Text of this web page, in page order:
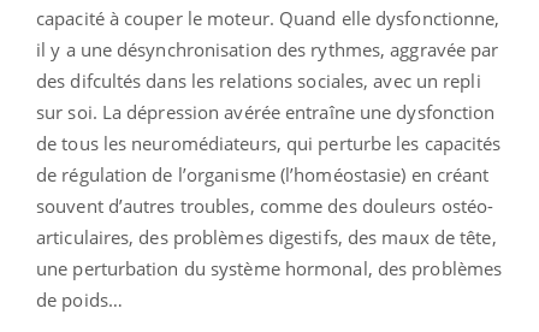
capacité à couper le moteur. Quand elle dysfonctionne,
il y a une désynchronisation des rythmes, aggravée par
des difcultés dans les relations sociales, avec un repli
sur soi. La dépression avérée entraîne une dysfonction
de tous les neuromédiateurs, qui perturbe les capacités
de régulation de l’organisme (l’homéostasie) en créant
souvent d’autres troubles, comme des douleurs ostéo-
articulaires, des problèmes digestifs, des maux de tête,
une perturbation du système hormonal, des problèmes
de poids…